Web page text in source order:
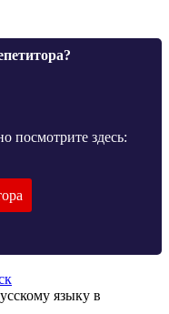
посмотрите здесь:
языку в